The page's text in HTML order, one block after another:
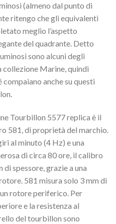
(almeno dal punto di
ritengo che gli equivalenti
meglio l’aspetto
del quadrante. Detto
sono alcuni degli
Marine, quindi
anche su questi
Tourbillon 5577 replica è il
581, di proprietà del marchio.
al minuto (4 Hz) e una
di circa 80 ore, il calibro
spessore, grazie a una
581 misura solo 3 mm di
rotore periferico. Per
e la resistenza al
del tourbillon sono